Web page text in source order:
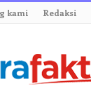
kami Redaksi